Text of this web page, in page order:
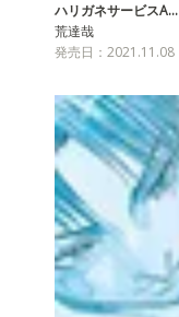
ハリガネサービスA…
荒達哉
発売日：2021.11.08